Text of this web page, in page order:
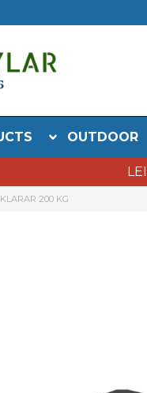
OUTDOOR
200 KG